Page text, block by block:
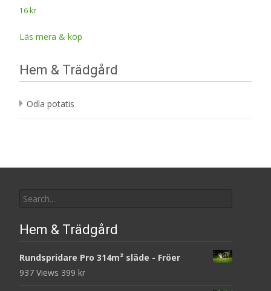
16 kr
Läs mera & köp
Hem & Trädgård
Odla potatis
for:
Hem & Trädgård
Rundspridare Pro 314m² släde - Fröer
937 Views 399 kr